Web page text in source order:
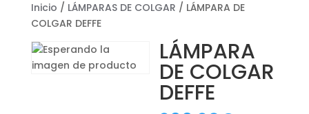
Inicio / LÁMPARAS DE COLGAR / LÁMPARA DE
COLGAR DEFFE
LÁMPARA
DE COLGAR
DEFFE